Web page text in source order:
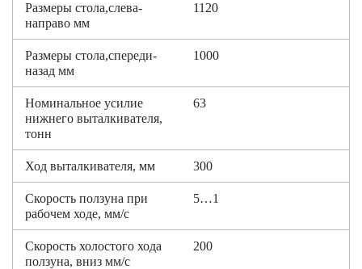
Размеры стола,слева-
направо мм
1120
Размеры стола,спереди-
назад мм
1000
Номинальное усилие
нижнего выталкивателя,
тонн
63
Ход выталкивателя, мм 300
Скорость ползуна при
рабочем ходе, мм/с
5…1
Скорость холостого хода
ползуна, вниз мм/с
200